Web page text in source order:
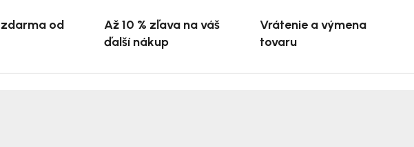
od
Až 10 % zľava na váš
ďalší nákup
Vrátenie a výmena
tovaru